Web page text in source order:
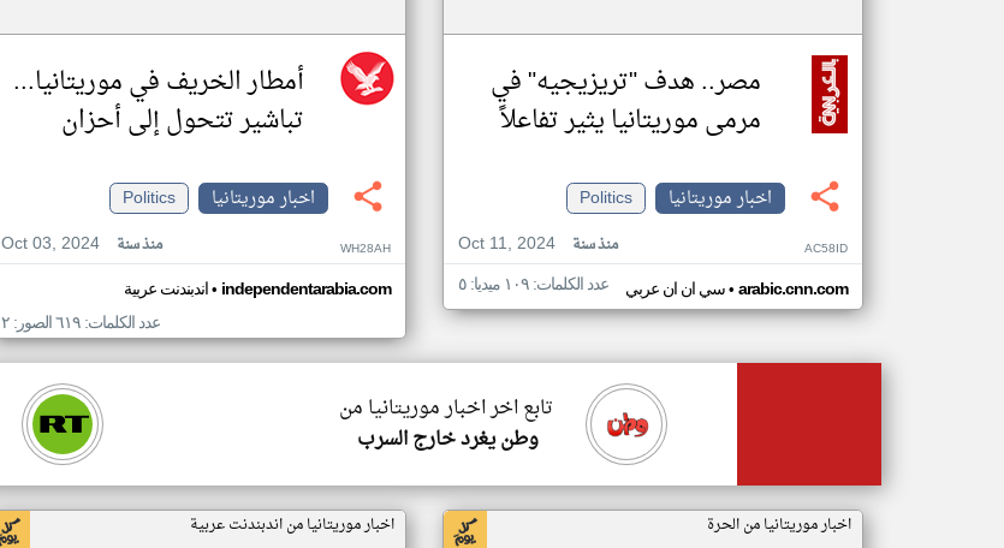
مصر.. هدف "تريزيجيه" في
مرمى موريتانيا يثير تفاعلاً
اخبار موريتانيا
Politics
Oct 11, 2024
منذ سنة AC58ID
سي ان ان عربي• arabic.cnn.com عدد الكلمات: ١٠٩ ميديا: ٥
أمطار الخريف في موريتانيا...
تباشير تتحول إلى أحزان
اخبار موريتانيا
Politics
Oct 03, 2024
منذ سنة WH28AH
اندبندنت عربية• independentarabia.com
عدد الكلمات: ٦١٩ الصور: ٢
تابع اخر اخبار موريتانيا من
وطن يغرد خارج السرب
اخبار موريتانيا من الحرة اخبار موريتانيا من اندبندنت عربية